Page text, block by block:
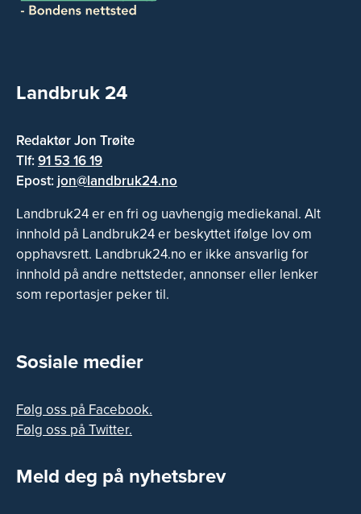
Landbruk 24
Redaktør Jon Trøite
Tlf:91 53 16 19
Epost: jon@landbruk24.no
Landbruk24 er en fri og uavhengig mediekanal. Alt
innhold på Landbruk24 er beskyttet ifølge lov om
opphavsrett. Landbruk24.no er ikke ansvarlig for
innhold på andre nettsteder, annonser eller lenker
som reportasjer peker til.
Sosiale medier
Følg oss på Facebook.
Følg oss på Twitter.
Meld deg på nyhetsbrev